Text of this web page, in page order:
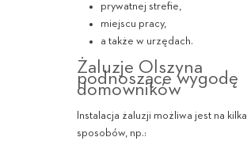
prywatnej strefie,
miejscu pracy,
a także w urzędach.
Żaluzje Olszyna
podnoszące wygodę
domowników
Instalacja żaluzji możliwa jest na kilka
sposobów, np.: